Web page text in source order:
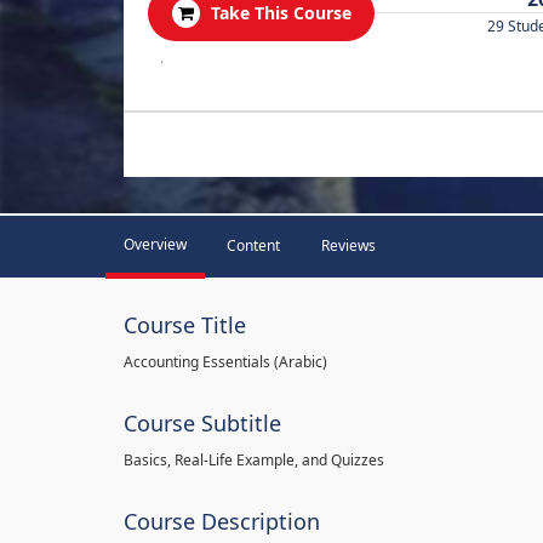
Take This Course
29
.
Overview Content Reviews
Course Title
Accounting Essentials (Arabic)
Course Subtitle
Basics, Real-Life Example, and Quizzes
Course Description